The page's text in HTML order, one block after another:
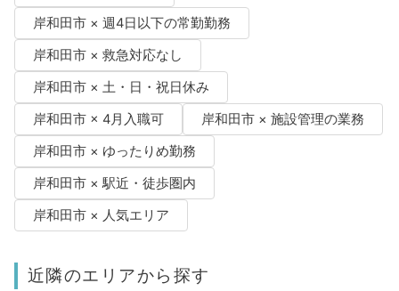
岸和田市 × 週4日以下の常勤勤務
岸和田市 × 救急対応なし
岸和田市 × 土・日・祝日休み
岸和田市 × 4月入職可
岸和田市 × 施設管理の業務
岸和田市 × ゆったりめ勤務
岸和田市 × 駅近・徒歩圏内
岸和田市 × 人気エリア
近隣のエリアから探す